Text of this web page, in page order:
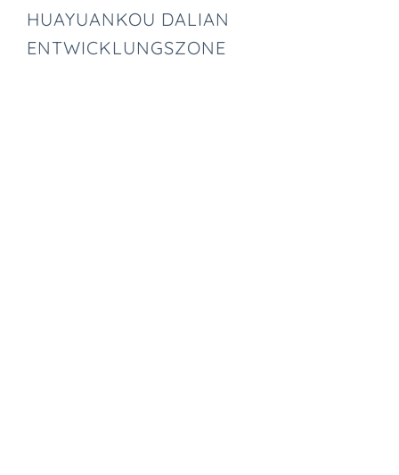
HUAYUANKOU DALIAN
ENTWICKLUNGSZONE